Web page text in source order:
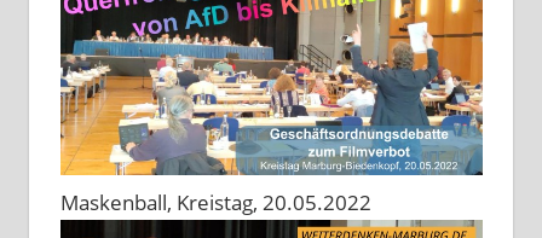
Maskenball, Kreistag, 20.05.2022